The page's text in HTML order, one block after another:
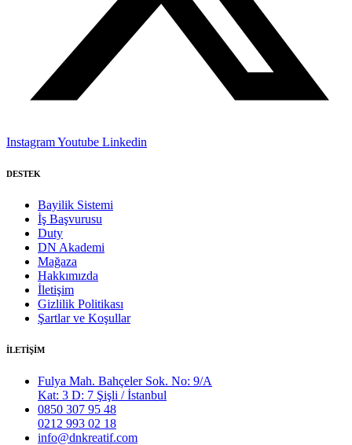
InstagramYoutube Linkedin
DESTEK
Bayilik Sistemi
İş Başvurusu
Duty
DN Akademi
Mağaza
Hakkımızda
İletişim
Gizlilik Politikası
Şartlar ve Koşullar
İLETİŞİM
Fulya Mah. Bahçeler Sok. No: 9/A
Kat: 3 D: 7 Şişli / İstanbul
0850 307 95 48
0212 993 02 18
info@dnkreatif.com